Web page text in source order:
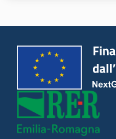
Piani Programmi
Progetti